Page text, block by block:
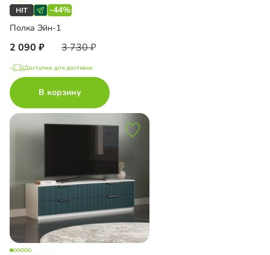
-44%
Полка Эйн-1
2 090 3 730
Доступно для доставки
В корзину